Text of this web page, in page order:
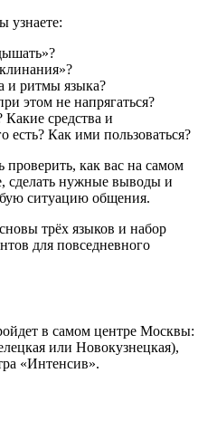
узнаете:
и ритмы языка?
этом не напрягаться?
средства и
есть? Как ими пользоваться?
проверить, как вас на самом
сделать нужные выводы и
ситуацию общения.
трёх языков и набор
для повседневного
в самом центре Москвы:
или Новокузнецкая),
«Интенсив».